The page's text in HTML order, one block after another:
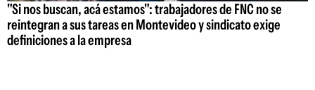
"Si nos buscan, acá estamos": trabajadores de FNC no se
reintegran a sus tareas en Montevideo y sindicato exige
definiciones a la empresa